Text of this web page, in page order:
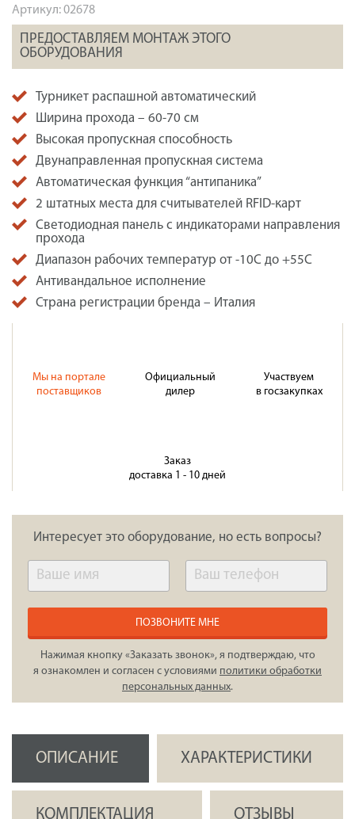
Артикул:02678
ПРЕДОСТАВЛЯЕМ МОНТАЖ ЭТОГО
ОБОРУДОВАНИЯ
Турникет распашной автоматический
Ширина прохода – 60-70 см
Высокая пропускная способность
Двунаправленная пропускная система
Автоматическая функция “антипаника”
2 штатных места для считывателей RFID-карт
Светодиодная панель с индикаторами направления
прохода
Диапазон рабочих температур от -10С до +55С
Антивандальное исполнение
Страна регистрации бренда – Италия
Мы на портале
поставщиков
Официальный
дилер
Участвуем
в госзакупках
Заказ
доставка 1 - 10 дней
Интересует это оборудование, но есть вопросы?
ПОЗВОНИТЕ МНЕ
Нажимая кнопку «Заказать звонок», я подтверждаю, что
я ознакомлен и согласен с условиями политики обработки
персональных данных.
ОПИСАНИЕ ХАРАКТЕРИСТИКИ
КОМПЛЕКТАЦИЯ ОТЗЫВЫ